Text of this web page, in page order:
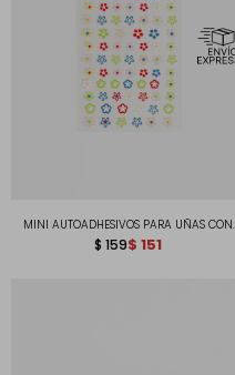
MINI AUTOADHESIVOS PARA UÑAS CON
DISEÑO DE FLORES PARA NAIL ART
$ 159$ 151